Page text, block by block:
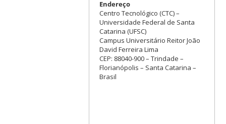
Endereço
Centro Tecnológico (CTC) –
Universidade Federal de Santa
Catarina (UFSC)
Campus Universitário Reitor João
David Ferreira Lima
CEP: 88040-900 – Trindade –
Florianópolis – Santa Catarina –
Brasil